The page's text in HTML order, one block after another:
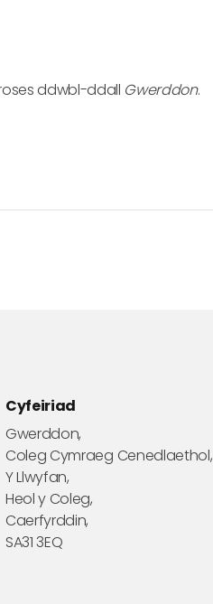
ddwbl-ddall Gwerddon.
Cyfeiriad
Gwerddon,
Coleg Cymraeg Cenedlaethol,
Y Llwyfan,
Heol y Coleg,
Caerfyrddin,
SA31 3EQ